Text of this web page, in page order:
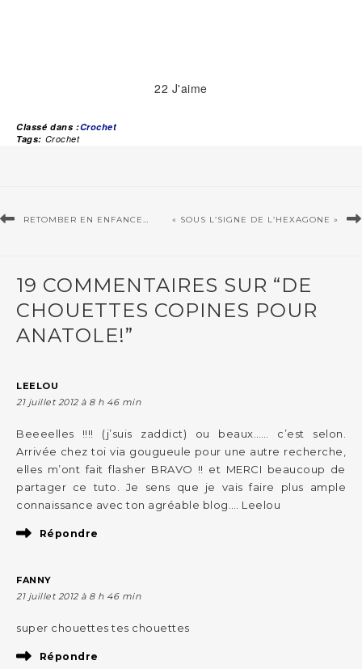
22 J'aime
Classé dans :Crochet
Tags: Crochet
RETOMBER EN ENFANCE… « SOUS L’SIGNE DE L’HEXAGONE »
19 COMMENTAIRES SUR “DE
CHOUETTES COPINES POUR
ANATOLE!”
LEELOU
21 juillet 2012 à 8 h 46 min
Beeeelles !!!! (j’suis zaddict) ou beaux…… c’est selon.
Arrivée chez toi via gougueule pour une autre recherche,
elles m’ont fait flasher BRAVO !! et MERCI beaucoup de
partager ce tuto. Je sens que je vais faire plus ample
connaissance avec ton agréable blog…. Leelou
Répondre
FANNY
21 juillet 2012 à 8 h 46 min
super chouettes tes chouettes
Répondre